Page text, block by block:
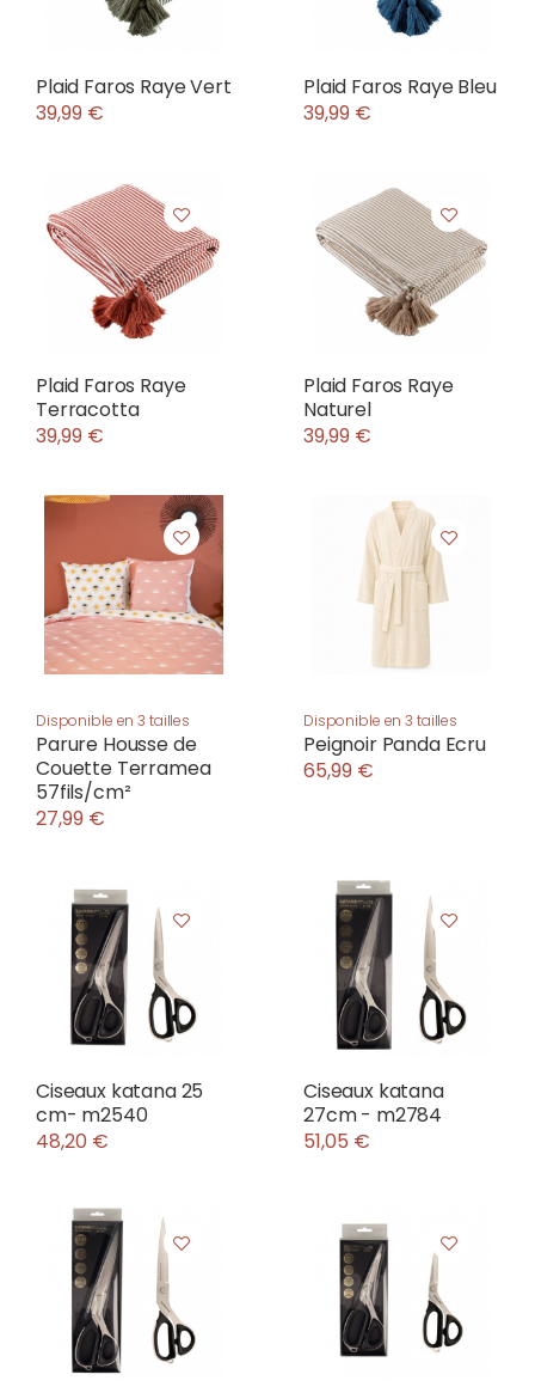
Plaid Faros Raye Vert
39,99 €
Plaid Faros Raye Bleu
39,99 €
Plaid Faros Raye
Terracotta
39,99 €
Plaid Faros Raye
Naturel
39,99 €
Disponible en 3 tailles
Parure Housse de
Couette Terramea
57fils/cm²
27,99 €
Disponible en 3 tailles
Peignoir Panda Ecru
65,99 €
Ciseaux katana 25
cm- m2540
48,20 €
Ciseaux katana
27cm - m2784
51,05 €